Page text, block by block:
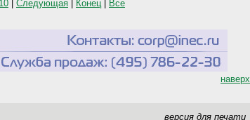
10 Следующая Конец| Все
наверх
версия для печати